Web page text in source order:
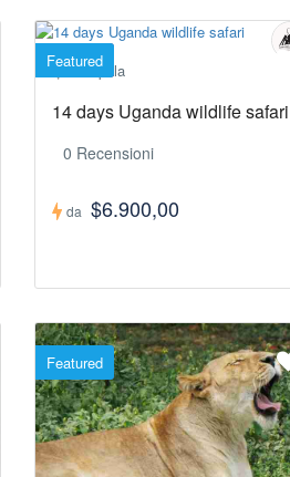
Featured
Kampala
14 days Uganda wildlife safari
0 Recensioni
da $6.900,00
Featured